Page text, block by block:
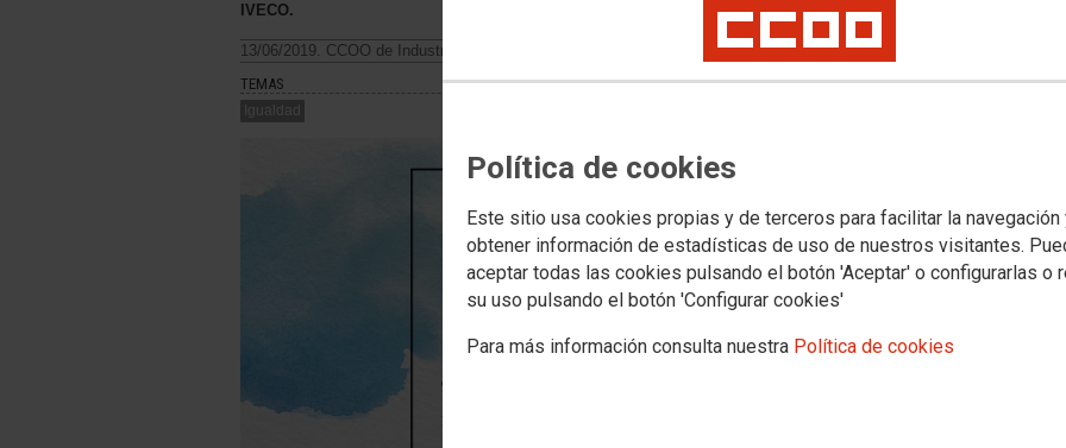
Política de cookies
Este sitio usa cookies propias y de terceros para facilitar la navegación
obtener información de estadísticas de uso de nuestros visitantes.
aceptar todas las cookies pulsando el botón 'Aceptar' o configurarlas o
su uso pulsando el botón 'Configurar cookies'
Para más información consulta nuestra Política de cookies
IVECO.
13/06/2019. CCOO de Industria
TEMAS
Igualdad